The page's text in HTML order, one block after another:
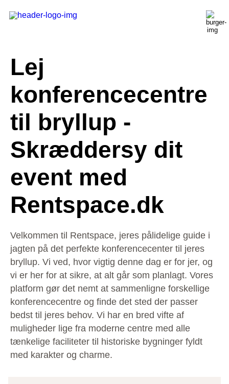
Lej
konferencecentre
til bryllup -
Skræddersy dit
event med
Rentspace.dk
Velkommen til Rentspace, jeres pålidelige guide i
jagten på det perfekte konferencecenter til jeres
bryllup. Vi ved, hvor vigtig denne dag er for jer, og
vi er her for at sikre, at alt går som planlagt. Vores
platform gør det nemt at sammenligne forskellige
konferencecentre og finde det sted der passer
bedst til jeres behov. Vi har en bred vifte af
muligheder lige fra moderne centre med alle
tænkelige faciliteter til historiske bygninger fyldt
med karakter og charme.